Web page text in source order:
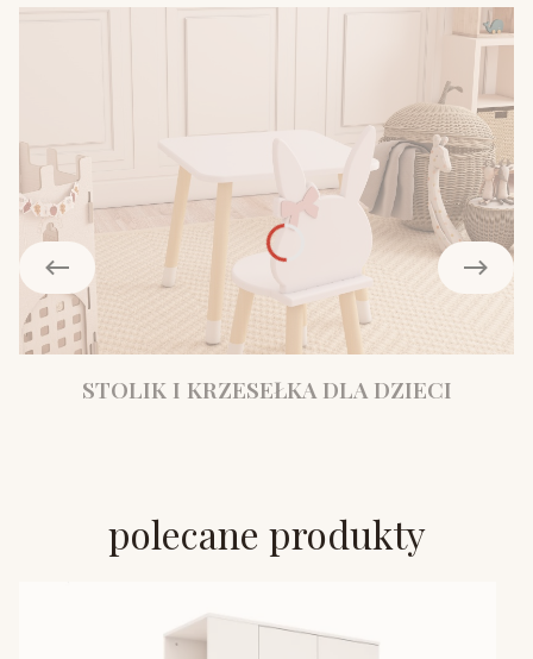
STOLIK I KRZESEŁKA DLA DZIECI
polecane produkty